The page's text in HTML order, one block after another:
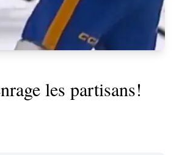
les partisans!